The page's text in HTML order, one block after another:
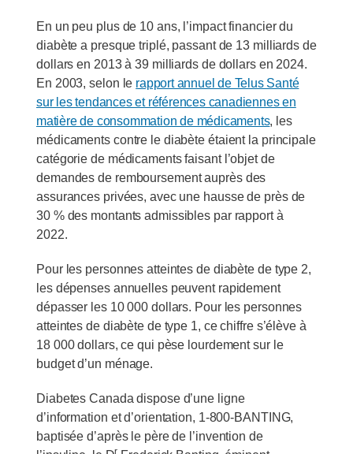
En un peu plus de 10 ans, l’impact financier du
diabète a presque triplé, passant de 13 milliards de
dollars en 2013 à 39 milliards de dollars en 2024.
En 2003, selon le rapport annuel de Telus Santé
sur les tendances et références canadiennes en
matière de consommation de médicaments, les
médicaments contre le diabète étaient la principale
catégorie de médicaments faisant l’objet de
demandes de remboursement auprès des
assurances privées, avec une hausse de près de
30 % des montants admissibles par rapport à
2022.
Pour les personnes atteintes de diabète de type 2,
les dépenses annuelles peuvent rapidement
dépasser les 10 000 dollars. Pour les personnes
atteintes de diabète de type 1, ce chiffre s’élève à
18 000 dollars, ce qui pèse lourdement sur le
budget d’un ménage.
Diabetes Canada dispose d’une ligne
d’information et d’orientation, 1-800-BANTING,
baptisée d’après le père de l’invention de